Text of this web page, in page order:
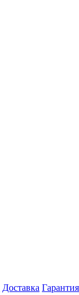
Доставка Гарантия